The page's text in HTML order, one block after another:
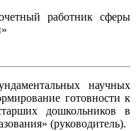
работник сферы
научных
готовности к
дошкольников в
(руководитель).